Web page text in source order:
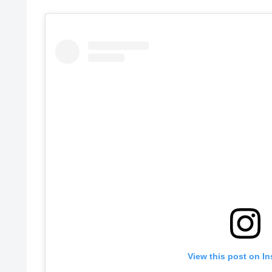
View this post on